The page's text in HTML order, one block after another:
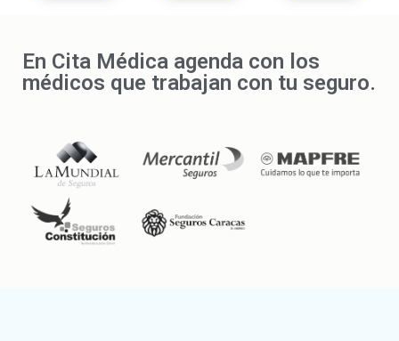
En Cita Médica agenda con los
médicos que trabajan con tu seguro.